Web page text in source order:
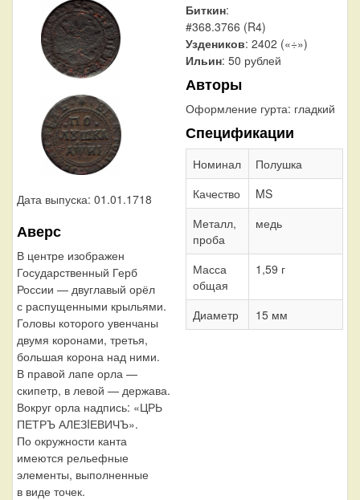
Дата выпуска: 01.01.1718
Аверс
В центре изображен
Государственный Герб
России — двуглавый орёл
с распущенными крыльями.
Головы которого увенчаны
двумя коронами, третья,
большая корона над ними.
В правой лапе орла —
скипетр, в левой — держава.
Вокруг орла надпись: «ЦРЬ
ПЕТРЪ АЛЕЗIЕВИЧЪ».
По окружности канта
имеются рельефные
элементы, выполненные
в виде точек.
Биткин:
#368.3766 (R4)
Уздеников: 2402 («÷»)
Ильин: 50 рублей
Авторы
Оформление гурта: гладкий
Спецификации
Номинал
Полушка
Качество
MS
Металл,
проба
медь
Масса
общая
1,59 г
Диаметр 15 мм